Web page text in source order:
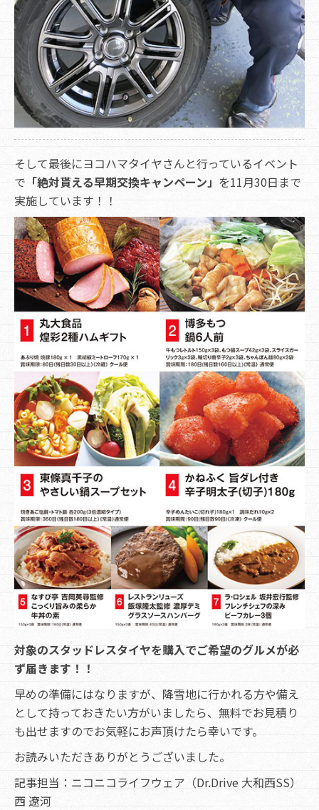
そして最後にヨコハマタイヤさんと行っているイベント
で 「絶対貰える早期交換キャンペーン」 を11月30日まで
実施しています！！
対象のスタッドレスタイヤを購入でご希望のグルメが必
ず届きます！！
早めの準備にはなりますが、降雪地に行かれる方や備え
として持っておきたい方がいましたら、無料でお見積り
も出せますのでお気軽にお声頂けたら幸いです。
お読みいただきありがとうございました。
記事担当：ニコニコライフウェア（Dr.Drive 大和西SS）
西 遼河